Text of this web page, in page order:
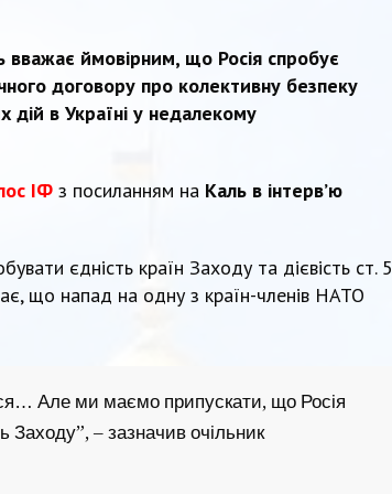
вважає ймовірним, що Росія спробує
договору про колективну безпеку
в Україні у недалекому
ІФ з посиланням на Каль в інтерв’ю
єдність країн Заходу та дієвість ст. 5
що напад на одну з країн-членів НАТО
Але ми маємо припускати, що Росія
Заходу”, – зазначив очільник